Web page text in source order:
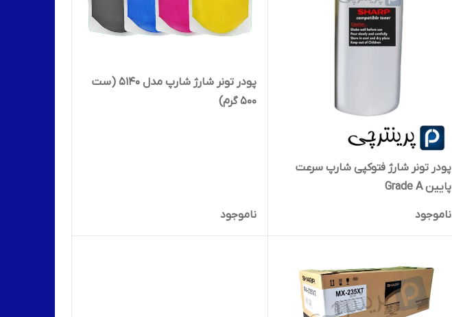
پودر تونر شارژ فتوکپی شارپ سرعت
پایین Grade A
ناموجود
پودر تونر شارژ شارپ مدل ۵۱۴۰ (ست
۵۰۰ گرم)
ناموجود